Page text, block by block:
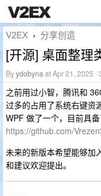
V2EX › 分享创造
[开源] 桌面整理
Byydobynaat Apr 21, 2025 ·
之前用过小智，腾讯和
过多的占用了系统右键资
WPF 做了一个，目前具
https://github.com/
未来的新版本希望能够加
和建议欢迎提出。